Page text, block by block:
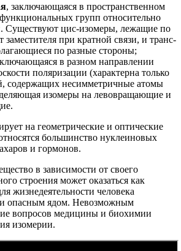
, заключающаяся в пространственном
групп относительно
Существуют цис-изомеры, лежащие по
заместителя при кратной связи, и транс-
по разные стороны;
в разном направлении
поляризации (характерна только
содержащих несимметричные атомы
изомеры на левовращающие и
на геометрические и оптические
большинство нуклеиновых
и гормонов.
в зависимости от своего
строения может оказаться как
жизнедеятельности человека
и опасным ядом. Невозможным
вопросов медицины и биохимии
изомерии.